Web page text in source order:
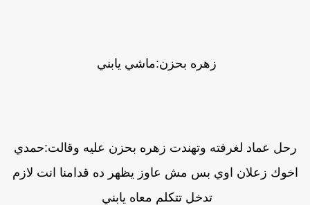
زهره بحزن:ماشي يابني
رحل عماد لغرفته وتهندت زهره بحزن عليه وقالت:حمدي
اخوك زعلان اوي بس مش عاوز يظهر ده قدامنا انت لازم
تدخل تتكلم معاه يابني